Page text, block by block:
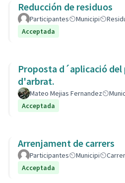
Reducción de residuos
Participantes Municipi
Acceptada
Proposta d´aplicació
d'arbrat.
Mateo Mejias Fernandez
Acceptada
Arrenjament de carrers
Participantes Municipi
Acceptada